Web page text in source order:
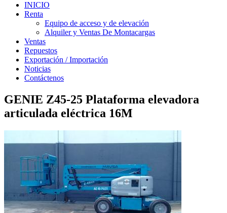
INICIO
Renta
Equipo de acceso y de elevación
Alquiler y Ventas De Montacargas
Ventas
Repuestos
Exportación / Importación
Noticias
Contáctenos
GENIE Z45-25 Plataforma elevadora
articulada eléctrica 16M